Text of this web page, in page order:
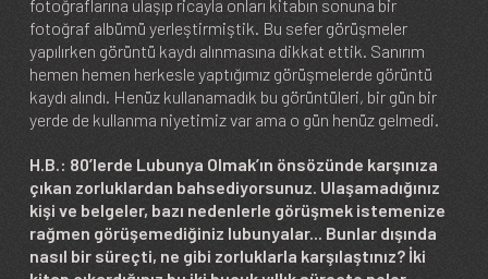
fotoğraflarına ulaşıp ricayla onları kitabın sonuna bir
fotoğraf albümü yerleştirmiştik. Bu sefer görüşmeler
yapılırken görüntü kaydı alınmasına dikkat ettik. Sanırım
hemen hemen herkesle yaptığımız görüşmelerde görüntü
kaydı alındı. Henüz kullanamadık bu görüntüleri, bir gün bir
yerde de kullanma niyetimiz var ama o gün henüz gelmedi.
H.B.: 80’lerde Lubunya Olmak’ın önsözünde karşınıza
çıkan zorluklardan bahsediyorsunuz. Ulaşamadığınız
kişi ve belgeler, bazı nedenlerle görüşmek istemenize
rağmen görüşemediğiniz lubunyalar... Bunlar dışında
nasıl bir süreçti, ne gibi zorluklarla karşılaştınız? İki